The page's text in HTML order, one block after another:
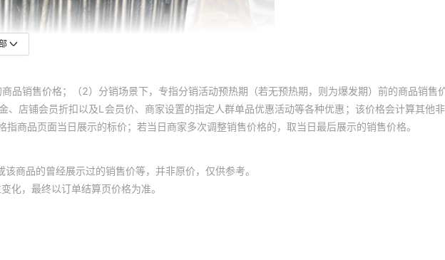
销售价格；（2）分销场景下，专指分销活动预热期（若无预热期，则为爆发期）前的商品销售
店铺会员折扣以及L会员价、商家设置的指定人群单品优惠活动等各种优惠；该价格会计算其他
商品页面当日展示的标价；若当日商家多次调整销售价格的，取当日最后展示的销售价格。
商品的曾经展示过的销售价等，并非原价，仅供参考。
化，最终以订单结算页价格为准。